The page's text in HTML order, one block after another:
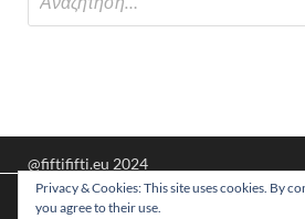
@fiftififti.eu 2024
Υποστηρίζεται απόWordPressκαι
Χρησιμοποιούμε cookies για να
Privacy & Cookies: This site uses cookies. By
you agree to their use.